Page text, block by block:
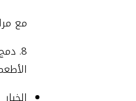
مع
8. دمج الأطعمة الغنية بالماء في النظام الغذائي
الخيار